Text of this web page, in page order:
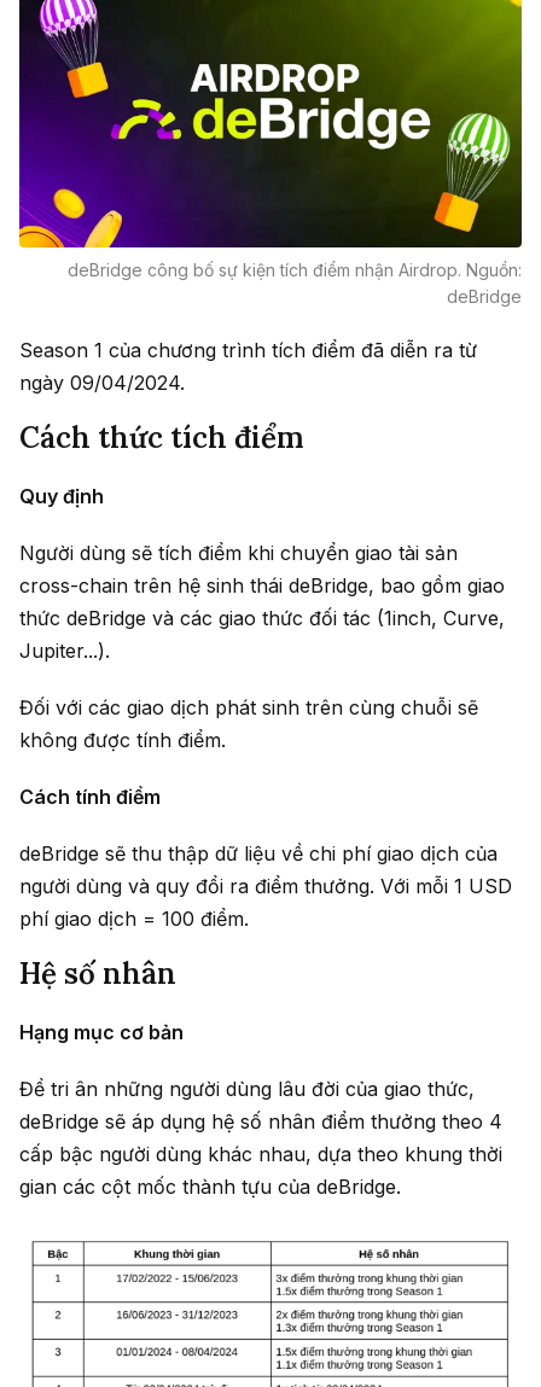
deBridge công bố sự kiện tích điểm nhận Airdrop. Nguồn:
deBridge
Season 1 của chương trình tích điểm đã diễn ra từ
ngày 09/04/2024.
Cách thức tích điểm
Quy định
Người dùng sẽ tích điểm khi chuyển giao tài sản
cross-chain trên hệ sinh thái deBridge, bao gồm giao
thức deBridge và các giao thức đối tác (1inch, Curve,
Jupiter...).
Đối với các giao dịch phát sinh trên cùng chuỗi sẽ
không được tính điểm.
Cách tính điểm
deBridge sẽ thu thập dữ liệu về chi phí giao dịch của
người dùng và quy đổi ra điểm thưởng. Với mỗi 1 USD
phí giao dịch = 100 điểm.
Hệ số nhân
Hạng mục cơ bản
Để tri ân những người dùng lâu đời của giao thức,
deBridge sẽ áp dụng hệ số nhân điểm thưởng theo 4
cấp bậc người dùng khác nhau, dựa theo khung thời
gian các cột mốc thành tựu của deBridge.